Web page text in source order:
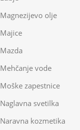
Magnezijevo olje
Majice
Mazda
Mehčanje vode
Moške zapestnice
Naglavna svetilka
Naravna kozmetika